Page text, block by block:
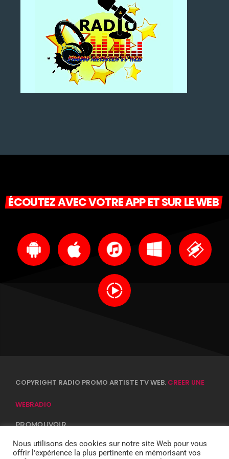
ÉCOUTEZ AVEC VOTRE APP ET SUR LE WEB
COPYRIGHT RADIO PROMO ARTISTE TV WEB. CREER UNE
WEBRADIO
PROMOUVOIR
EQUIPE
CONFIDENTIALITÉ
DJ
Nous utilisons des cookies sur notre site Web pour vous
offrir l'expérience la plus pertinente en mémorisant vos